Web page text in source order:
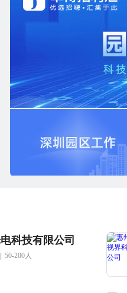
科技有限公司
50-200人